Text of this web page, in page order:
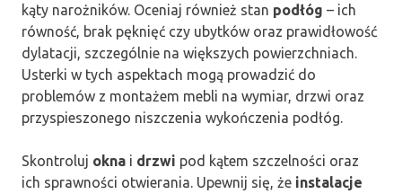
kąty narożników. Oceniaj również stan podłóg – ich
równość, brak pęknięć czy ubytków oraz prawidłowość
dylatacji, szczególnie na większych powierzchniach.
Usterki w tych aspektach mogą prowadzić do
problemów z montażem mebli na wymiar, drzwi oraz
przyspieszonego niszczenia wykończenia podłóg.
Skontroluj okna i drzwi pod kątem szczelności oraz
ich sprawności otwierania. Upewnij się, że instalacje